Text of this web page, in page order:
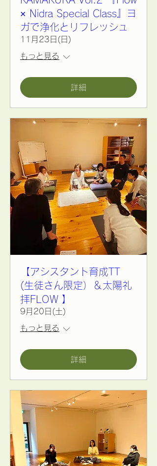
× Nidra Special Class』ヨ
ガで浄化とリフレッシュ
11月23日(日)
もっと見る
詳細
【アシスタント育成TT
(生徒さん限定）＆太陽礼
拝FLOW 】
9月20日(土)
もっと見る
詳細